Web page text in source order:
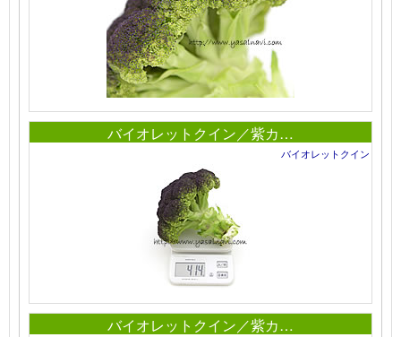
バイオレットクイン／紫カ…
バイオレットクイン
バイオレットクイン／紫カ…